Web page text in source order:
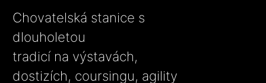
Chovatelská stanice s
dlouholetou
tradicí na výstavách,
dostizích, coursingu, agility